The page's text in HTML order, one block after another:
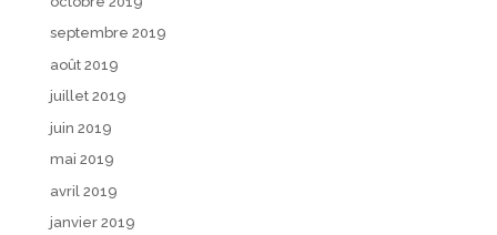
septembre 2019
août 2019
juillet 2019
juin 2019
mai 2019
avril 2019
janvier 2019